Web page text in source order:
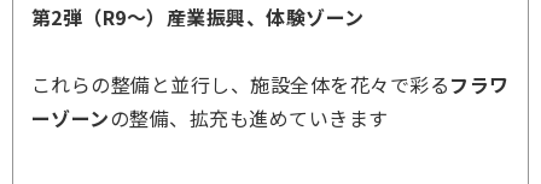
第2弾（R9～）産業振興、体験ゾーン
これらの整備と並行し、施設全体を花々で彩るフラワ
ーゾーンの整備、拡充も進めていきます